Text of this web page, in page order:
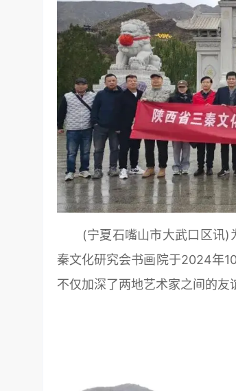
(宁夏石嘴山市大武口区讯)为
秦文化研究会书画院于2024年
不仅加深了两地艺术家之间的友